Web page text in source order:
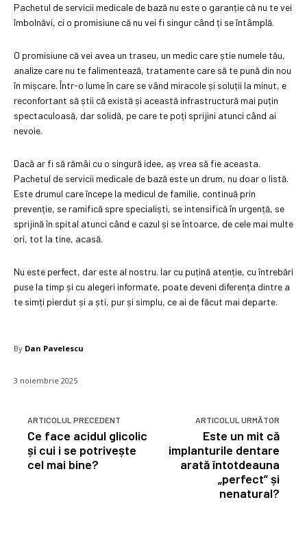
Pachetul de servicii medicale de bază nu este o garanție că nu te vei
îmbolnăvi, ci o promisiune că nu vei fi singur când ți se întâmplă.
O promisiune că vei avea un traseu, un medic care știe numele tău,
analize care nu te falimentează, tratamente care să te pună din nou
în mișcare. Într-o lume în care se vând miracole și soluții la minut, e
reconfortant să știi că există și această infrastructură mai puțin
spectaculoasă, dar solidă, pe care te poți sprijini atunci când ai
nevoie.
Dacă ar fi să rămâi cu o singură idee, aș vrea să fie aceasta.
Pachetul de servicii medicale de bază este un drum, nu doar o listă.
Este drumul care începe la medicul de familie, continuă prin
prevenție, se ramifică spre specialiști, se intensifică în urgență, se
sprijină în spital atunci când e cazul și se întoarce, de cele mai multe
ori, tot la tine, acasă.
Nu este perfect, dar este al nostru. Iar cu puțină atenție, cu întrebări
puse la timp și cu alegeri informate, poate deveni diferența dintre a
te simți pierdut și a ști, pur și simplu, ce ai de făcut mai departe.
By Dan Pavelescu
3 noiembrie 2025
ARTICOLUL PRECEDENT
Ce face acidul glicolic
și cui i se potrivește
cel mai bine?
ARTICOLUL URMĂTOR
Este un mit că
implanturile dentare
arată întotdeauna
„perfect” și
nenatural?